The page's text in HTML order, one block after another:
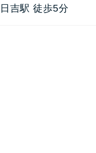
日吉駅 徒歩5分